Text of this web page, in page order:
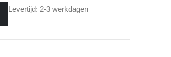
Levertijd: 2-3 werkdagen